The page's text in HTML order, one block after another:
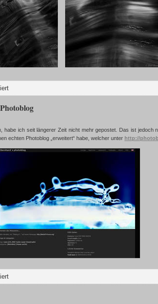
ich seit längerer Zeit nicht mehr gepostet. Das ist jedoch
echten Photoblog „erweitert“ habe, welcher unter http://